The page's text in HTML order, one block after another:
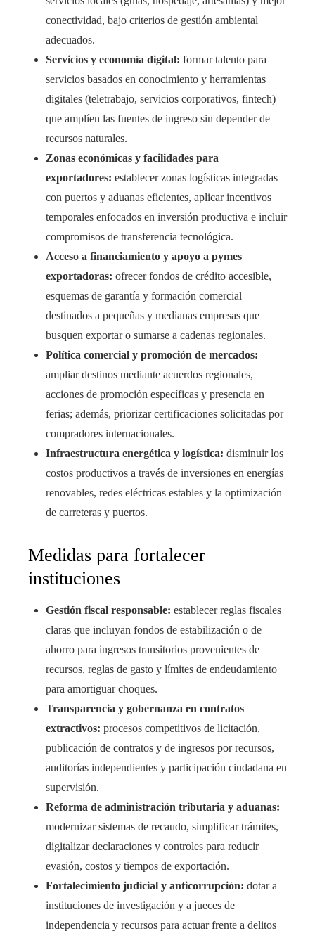
conectividad, bajo criterios de gestión ambiental
adecuados.
Servicios y economía digital: formar talento para
servicios basados en conocimiento y herramientas
digitales (teletrabajo, servicios corporativos, fintech)
que amplíen las fuentes de ingreso sin depender de
recursos naturales.
Zonas económicas y facilidades para
exportadores: establecer zonas logísticas integradas
con puertos y aduanas eficientes, aplicar incentivos
temporales enfocados en inversión productiva e incluir
compromisos de transferencia tecnológica.
Acceso a financiamiento y apoyo a pymes
exportadoras: ofrecer fondos de crédito accesible,
esquemas de garantía y formación comercial
destinados a pequeñas y medianas empresas que
busquen exportar o sumarse a cadenas regionales.
Política comercial y promoción de mercados:
ampliar destinos mediante acuerdos regionales,
acciones de promoción específicas y presencia en
ferias; además, priorizar certificaciones solicitadas por
compradores internacionales.
Infraestructura energética y logística: disminuir los
costos productivos a través de inversiones en energías
renovables, redes eléctricas estables y la optimización
de carreteras y puertos.
Medidas para fortalecer
instituciones
Gestión fiscal responsable: establecer reglas fiscales
claras que incluyan fondos de estabilización o de
ahorro para ingresos transitorios provenientes de
recursos, reglas de gasto y límites de endeudamiento
para amortiguar choques.
Transparencia y gobernanza en contratos
extractivos: procesos competitivos de licitación,
publicación de contratos y de ingresos por recursos,
auditorías independientes y participación ciudadana en
supervisión.
Reforma de administración tributaria y aduanas:
modernizar sistemas de recaudo, simplificar trámites,
digitalizar declaraciones y controles para reducir
evasión, costos y tiempos de exportación.
Fortalecimiento judicial y anticorrupción: dotar a
instituciones de investigación y a jueces de
independencia y recursos para actuar frente a delitos